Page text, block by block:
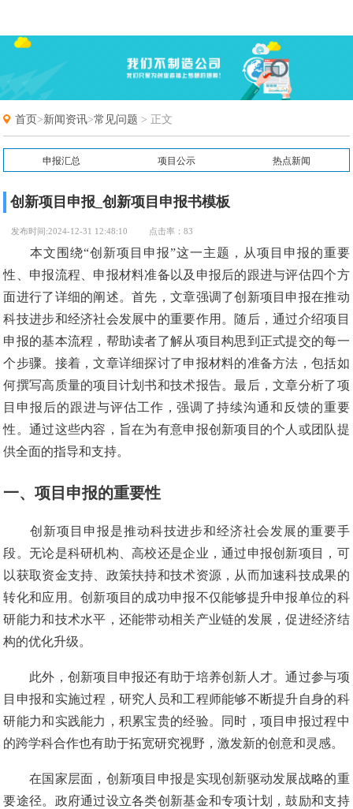
首页>新闻资讯>常见问题 > 正文
申报汇总 项目公示 热点新闻
创新项目申报_创新项目申报书模板
发布时间:2024-12-31 12:48:10 点击率：83
本文围绕“创新项目申报”这一主题，从项目申报的重要
性、申报流程、申报材料准备以及申报后的跟进与评估四个方
面进行了详细的阐述。首先，文章强调了创新项目申报在推动
科技进步和经济社会发展中的重要作用。随后，通过介绍项目
申报的基本流程，帮助读者了解从项目构思到正式提交的每一
个步骤。接着，文章详细探讨了申报材料的准备方法，包括如
何撰写高质量的项目计划书和技术报告。最后，文章分析了项
目申报后的跟进与评估工作，强调了持续沟通和反馈的重要
性。通过这些内容，旨在为有意申报创新项目的个人或团队提
供全面的指导和支持。
一、项目申报的重要性
创新项目申报是推动科技进步和经济社会发展的重要手
段。无论是科研机构、高校还是企业，通过申报创新项目，可
以获取资金支持、政策扶持和技术资源，从而加速科技成果的
转化和应用。创新项目的成功申报不仅能够提升申报单位的科
研能力和技术水平，还能带动相关产业链的发展，促进经济结
构的优化升级。
此外，创新项目申报还有助于培养创新人才。通过参与项
目申报和实施过程，研究人员和工程师能够不断提升自身的科
研能力和实践能力，积累宝贵的经验。同时，项目申报过程中
的跨学科合作也有助于拓宽研究视野，激发新的创意和灵感。
在国家层面，创新项目申报是实现创新驱动发展战略的重
要途径。政府通过设立各类创新基金和专项计划，鼓励和支持